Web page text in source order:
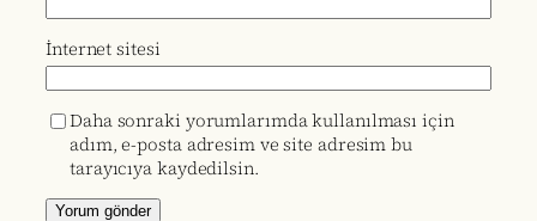
İnternet sitesi
Daha sonraki yorumlarımda kullanılması için
adım, e-posta adresim ve site adresim bu
tarayıcıya kaydedilsin.